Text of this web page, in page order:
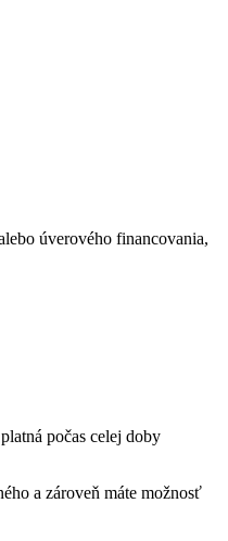
úverového financovania,
počas celej doby
a zároveň máte možnosť